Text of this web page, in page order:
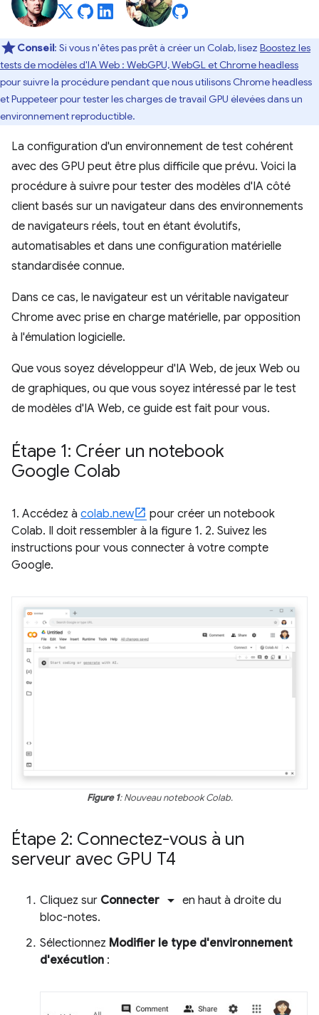
Conseil: Si vous n'êtes pas prêt à créer un Colab, lisez Boostez les
tests de modèles d'IA Web : WebGPU, WebGL et Chrome headless
pour suivre la procédure pendant que nous utilisons Chrome headless
et Puppeteer pour tester les charges de travail GPU élevées dans un
environnement reproductible.
La configuration d'un environnement de test cohérent
avec des GPU peut être plus difficile que prévu. Voici la
procédure à suivre pour tester des modèles d'IA côté
client basés sur un navigateur dans des environnements
de navigateurs réels, tout en étant évolutifs,
automatisables et dans une configuration matérielle
standardisée connue.
Dans ce cas, le navigateur est un véritable navigateur
Chrome avec prise en charge matérielle, par opposition
à l'émulation logicielle.
Que vous soyez développeur d'IA Web, de jeux Web ou
de graphiques, ou que vous soyez intéressé par le test
de modèles d'IA Web, ce guide est fait pour vous.
Étape 1: Créer un notebook
Google Colab
1. Accédez à colab.new
pour créer un notebook
Colab. Il doit ressembler à la figure 1. 2. Suivez les
instructions pour vous connecter à votre compte
Google.
Figure 1: Nouveau notebook Colab.
Étape 2: Connectez-vous à un
serveur avec GPU T4
Cliquez sur Connecter arrow_drop_down en haut à droite du
bloc-notes.
Sélectionnez Modifier le type d'environnement
d'exécution :